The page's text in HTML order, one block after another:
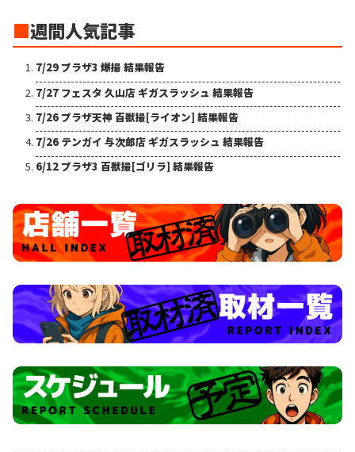
■週間人気記事
7/29 プラザ3 爆撮 結果報告
7/27 フェスタ 久山店 ギガスラッシュ 結果報告
7/26 プラザ天神 百獣撮[ライオン] 結果報告
7/26 テンガイ 与次郎店 ギガスラッシュ 結果報告
6/12 プラザ3 百獣撮[ゴリラ] 結果報告